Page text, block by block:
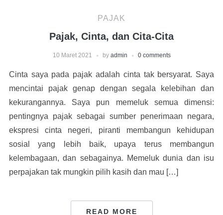
PAJAK
Pajak, Cinta, dan Cita-Cita
10 Maret 2021 by admin 0 comments
Cinta saya pada pajak adalah cinta tak bersyarat. Saya
mencintai pajak genap dengan segala kelebihan dan
kekurangannya. Saya pun memeluk semua dimensi:
pentingnya pajak sebagai sumber penerimaan negara,
ekspresi cinta negeri, piranti membangun kehidupan
sosial yang lebih baik, upaya terus membangun
kelembagaan, dan sebagainya. Memeluk dunia dan isu
perpajakan tak mungkin pilih kasih dan mau […]
READ MORE